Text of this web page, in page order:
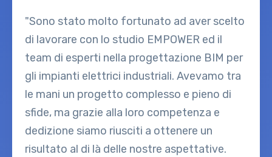
"Sono stato molto fortunato ad aver scelto
di lavorare con lo studio EMPOWER ed il
team di esperti nella progettazione BIM per
gli impianti elettrici industriali. Avevamo tra
le mani un progetto complesso e pieno di
sfide, ma grazie alla loro competenza e
dedizione siamo riusciti a ottenere un
risultato al di là delle nostre aspettative.